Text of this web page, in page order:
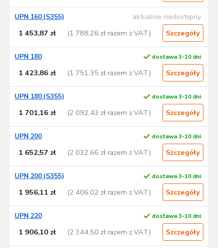
UPN 160 (S355) aktualnie niedostępny
1 453,87 zł (1 788,26 zł razem z VAT) Szczegóły
UPN 180 dostawa 3-10 dni
1 423,86 zł (1 751,35 zł razem z VAT) Szczegóły
UPN 180 (S355) dostawa 3-10 dni
1 701,16 zł (2 092,43 zł razem z VAT) Szczegóły
UPN 200 dostawa 3-10 dni
1 652,57 zł (2 032,66 zł razem z VAT) Szczegóły
UPN 200 (S355) dostawa 3-10 dni
1 956,11 zł (2 406,02 zł razem z VAT) Szczegóły
UPN 220 dostawa 3-10 dni
1 906,10 zł (2 344,50 zł razem z VAT) Szczegóły